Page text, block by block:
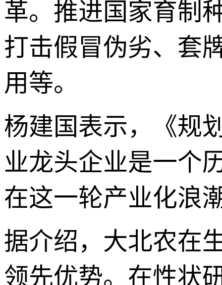
革。推进国家育制
打击假冒伪劣、套
用等。
杨建国表示，《规
业龙头企业是一个
在这一轮产业化浪
据介绍，大北农在
领先优势。在性状